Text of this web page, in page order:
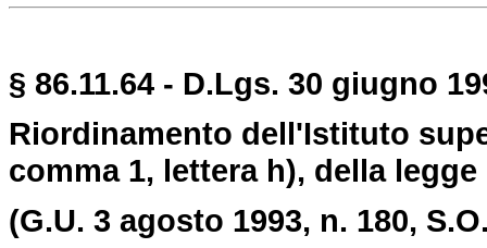
§ 86.11.64 - D.Lgs. 30 giugno
Riordinamento dell'Istituto
comma 1, lettera h), della
(G.U. 3 agosto 1993, n. 180,